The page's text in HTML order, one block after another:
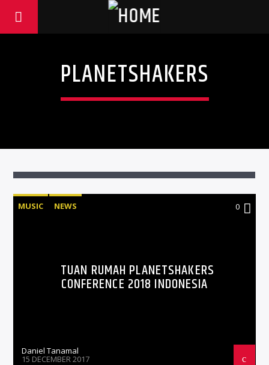
PLANETSHAKERS
MUSIC NEWS 0
TUAN RUMAH PLANETSHAKERS
CONFERENCE 2018 INDONESIA
Daniel Tanamal
15 DECEMBER 2017